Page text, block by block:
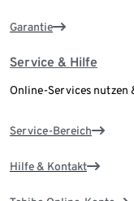
Garantie
Service & Hilfe
Online-Services nutzen
Service-Bereich
Hilfe & Kontakt